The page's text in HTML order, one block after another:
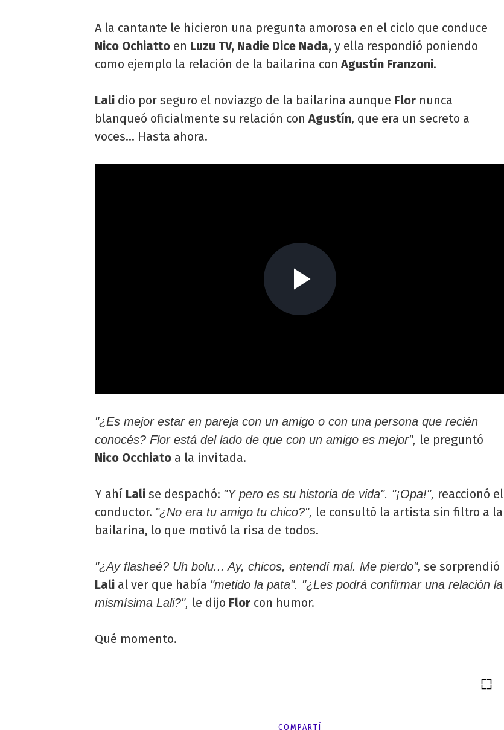
A la cantante le hicieron una pregunta amorosa en el ciclo que conduce
Nico Ochiatto en Luzu TV, Nadie Dice Nada, y ella respondió poniendo
como ejemplo la relación de la bailarina conAgustín Franzoni.
Lali dio por seguro el noviazgo de la bailarina aunque Flor nunca
blanqueó oficialmente su relación conAgustín, que era un secreto a
voces... Hasta ahora.
"¿Es mejor estar en pareja con un amigo o con una persona que recién
conocés? Flor está del lado de que con un amigo es mejor", le preguntó
Nico Occhiato a la invitada.
Y ahí Lali se despachó: "Y pero es su historia de vida". "¡Opa!", reaccionó el
conductor. "¿No era tu amigo tu chico?", le consultó la artista sin filtro a la
bailarina, lo que motivó la risa de todos.
"¿Ay flasheé? Uh bolu... Ay, chicos, entendí mal. Me pierdo", se sorprendió
Lali al ver que había "metido la pata". "¿Les podrá confirmar una relación la
mismísima Lali?", le dijo Flor con humor.
Qué momento.
COMPARTÍ